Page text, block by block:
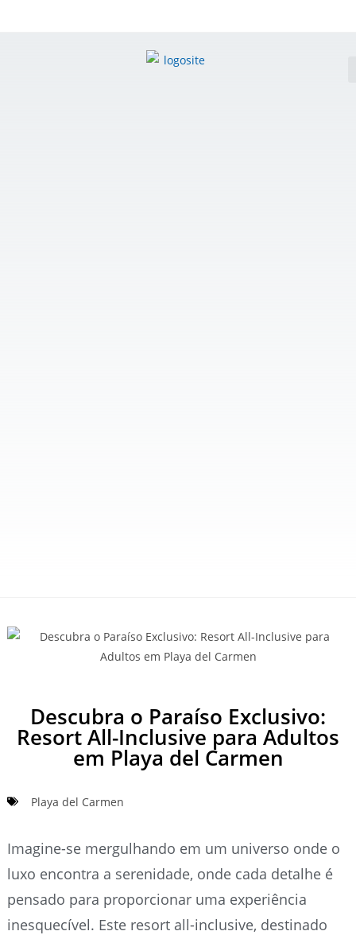
Descubra o Paraíso Exclusivo:
Resort All-Inclusive para Adultos
em Playa del Carmen
Playa del Carmen
Imagine-se mergulhando em um universo onde o
luxo encontra a serenidade, onde cada detalhe é
pensado para proporcionar uma experiência
inesquecível. Este resort all-inclusive, destinado